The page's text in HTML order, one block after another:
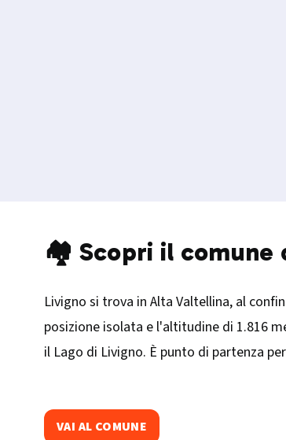
🏘️ Scopri il comune
Livigno si trova in Alta Valtellina, al
posizione isolata e l'altitudine di 1.816
il Lago di Livigno. È punto di partenza
VAI AL COMUNE